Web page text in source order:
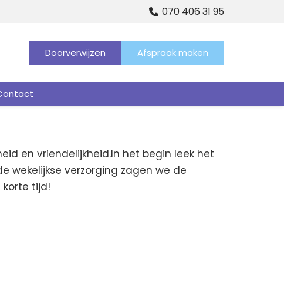
070 406 31 95
Doorverwijzen Afspraak maken
en vriendelijkheid.In het begin leek het
wekelijkse verzorging zagen we de
tijd!